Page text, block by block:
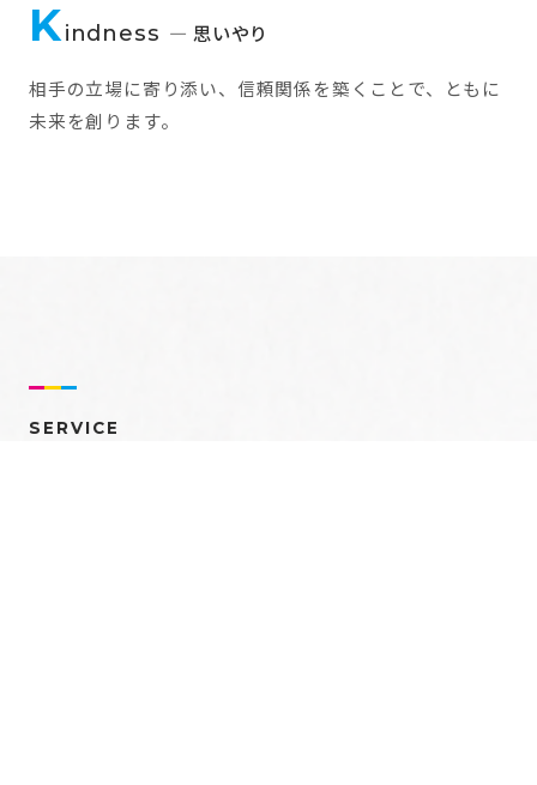
Kindness — 思いやり
相手の立場に寄り添い、信頼関係を築くことで、ともに
未来を創ります。
SERVICE